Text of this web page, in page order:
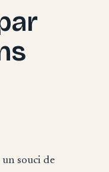
un souci de